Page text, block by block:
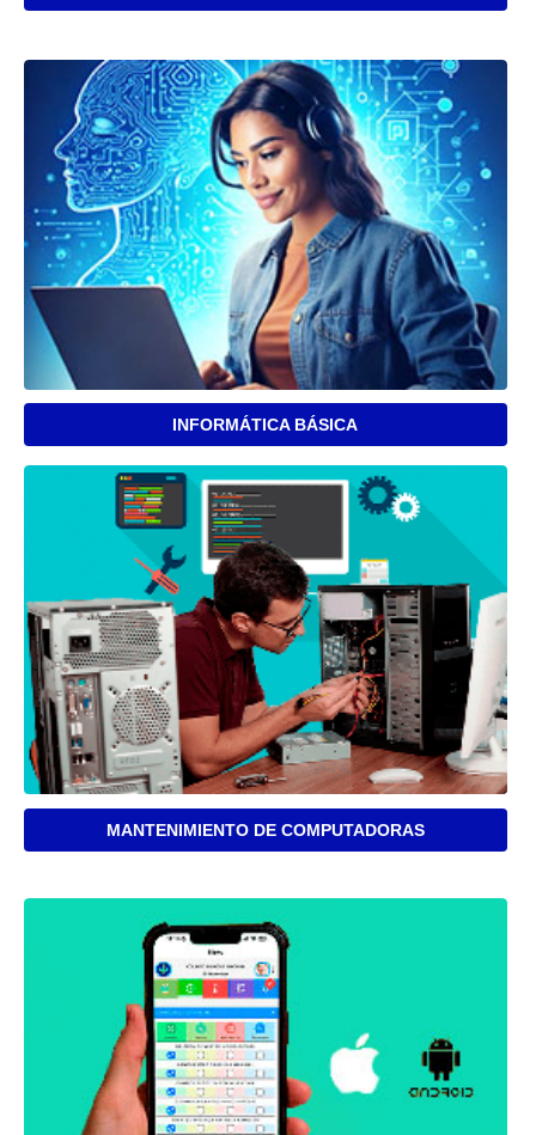
INFORMÁTICA BÁSICA
MANTENIMIENTO DE COMPUTADORAS